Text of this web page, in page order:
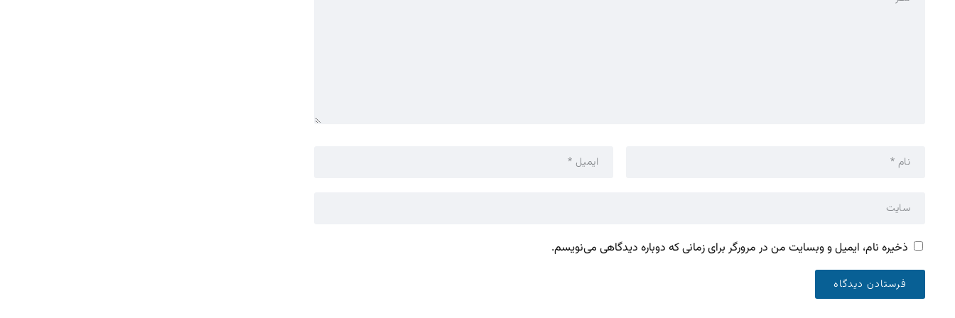
ذخیره نام، ایمیل و وبسایت من در مرورگر برای زمانی که دوباره دیدگاهی می‌نویسم.